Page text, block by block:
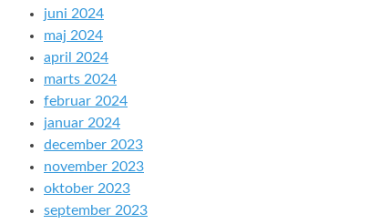
juni 2024
maj 2024
april 2024
marts 2024
februar 2024
januar 2024
december 2023
november 2023
oktober 2023
september 2023